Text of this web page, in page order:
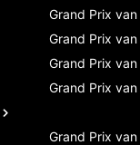
Grand Prix
Grand Prix
Grand Prix
Grand Prix
Grand Prix